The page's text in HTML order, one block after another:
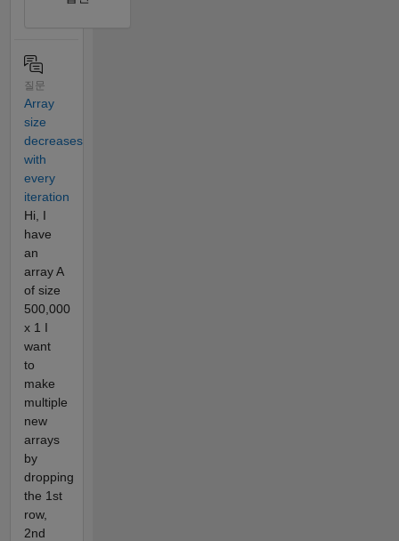
질문
Array
size
decreases
with
every
iteration
Hi, I
have
an
array A
of size
500,000
x 1 I
want
to
make
multiple
new
arrays
by
dropping
the 1st
row,
2nd